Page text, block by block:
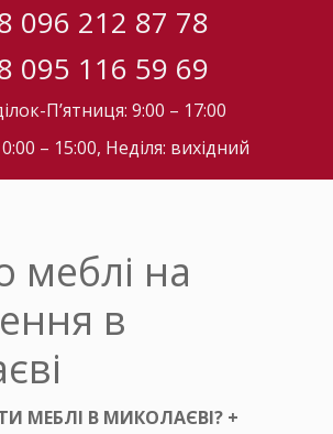
096 212 87 78
095 116 59 69
П’ятниця: 9:00 – 17:00
– 15:00, Неділя: вихідний
меблі на
в
МЕБЛІ В МИКОЛАЄВІ? +